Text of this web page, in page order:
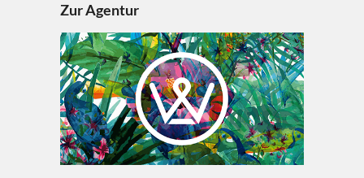
Zur Agentur